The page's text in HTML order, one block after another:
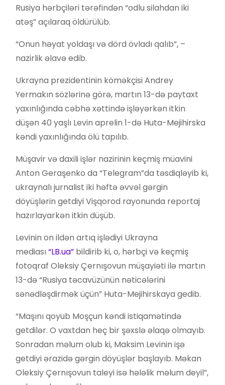
Rusiya hərbçiləri tərəfindən “odlu silahdan iki
atəş” açılaraq öldürülüb.
“Onun həyat yoldaşı və dörd övladı qalıb”, –
nazirlik əlavə edib.
Ukrayna prezidentinin köməkçisi Andrey
Yermakın sözlərinə görə, martın 13-də paytaxt
yaxınlığında cəbhə xəttində işləyərkən itkin
düşən 40 yaşlı Levin aprelin 1-də Huta-Mejihirska
kəndi yaxınlığında ölü tapılıb.
Müşavir və daxili işlər nazirinin keçmiş müavini
Anton Geraşenko da “Telegram”da təsdiqləyib ki,
ukraynalı jurnalist iki həftə əvvəl gərgin
döyüşlərin getdiyi Vişqorod rayonunda reportaj
hazırlayarkən itkin düşüb.
Levinin on ildən artıq işlədiyi Ukrayna
mediası“LB.ua” bildirib ki, o, hərbçi və keçmiş
fotoqraf Oleksiy Çernışovun müşayiəti ilə martın
13-də “Rusiya təcavüzünün nəticələrini
sənədləşdirmək üçün” Huta-Mejihirskaya gedib.
“Maşını qoyub Moşçun kəndi istiqamətində
getdilər. O vaxtdan heç bir şəxslə əlaqə olmayıb.
Sonradan məlum olub ki, Maksim Levinin işə
getdiyi ərazidə gərgin döyüşlər başlayıb. Məkan
Oleksiy Çernışovun taleyi isə hələlik məlum deyil”,